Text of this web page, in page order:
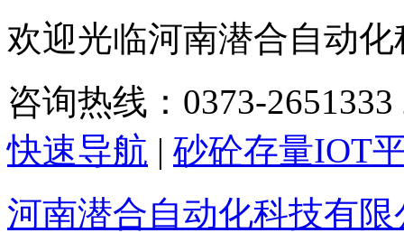
欢迎光临河南潜合自动
咨询热线：0373-2651333
快速导航 | 砂砼存量IOT
河南潜合自动化科技有限